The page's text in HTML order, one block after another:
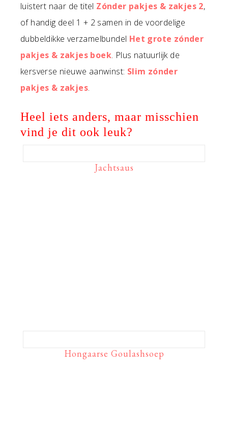
luistert naar de titel Zónder pakjes & zakjes 2,
of handig deel 1 + 2 samen in de voordelige
dubbeldikke verzamelbundel Het grote zónder
pakjes & zakjes boek. Plus natuurlijk de
kersverse nieuwe aanwinst: Slim zónder
pakjes & zakjes.
Heel iets anders, maar misschien
vind je dit ook leuk?
Jachtsaus
Hongaarse Goulashsoep